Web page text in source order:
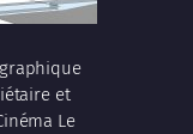
et
Le